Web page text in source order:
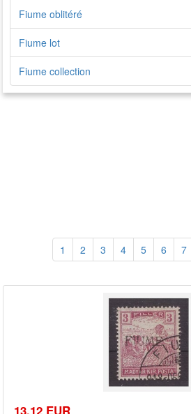
Fiume oblitéré
Fiume lot
Fiume collection
1 2 3 4 5 6 7